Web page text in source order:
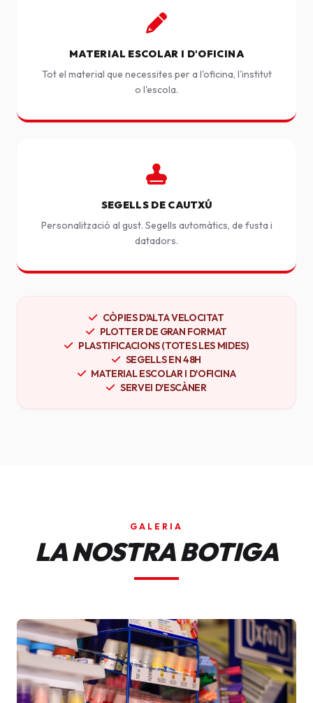
MATERIAL ESCOLAR I D'OFICINA
Tot el material que necessites per a l'oficina, l'institut
o l'escola.
SEGELLS DE CAUTXÚ
Personalització al gust. Segells automàtics, de fusta i
datadors.
CÒPIES D'ALTA VELOCITAT
PLOTTER DE GRAN FORMAT
PLASTIFICACIONS (TOTES LES MIDES)
SEGELLS EN 48H
MATERIAL ESCOLAR I D'OFICINA
SERVEI D'ESCÀNER
GALERIA
LA NOSTRA BOTIGA